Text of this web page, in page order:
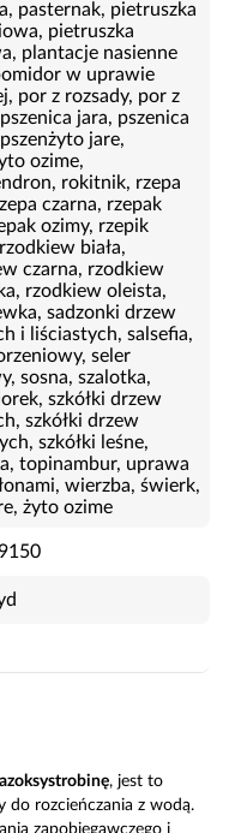
pasternak, pietruszka
pietruszka
plantacje nasienne
w uprawie
por z rozsady, por z
jara, pszenica
jare,
ozime,
rokitnik, rzepa
czarna, rzepak
ozimy, rzepik
biała,
czarna, rzodkiew
rzodkiew oleista,
sadzonki drzew
i liściastych, salsefia,
seler
sosna, szalotka,
szkółki drzew
szkółki drzew
szkółki leśne,
topinambur, uprawa
wierzba, świerk,
żyto ozime
azoksystrobinę, jest to
do rozcieńczania z wodą.
zapobiegawczego i